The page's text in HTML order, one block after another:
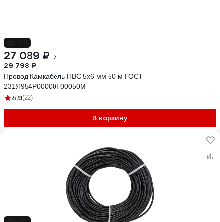
27 089 ₽
29 798 ₽
Провод Камкабель ПВС 5x6 мм 50 м ГОСТ
231Я954P00000Г00050М
4.9(22)
В корзину